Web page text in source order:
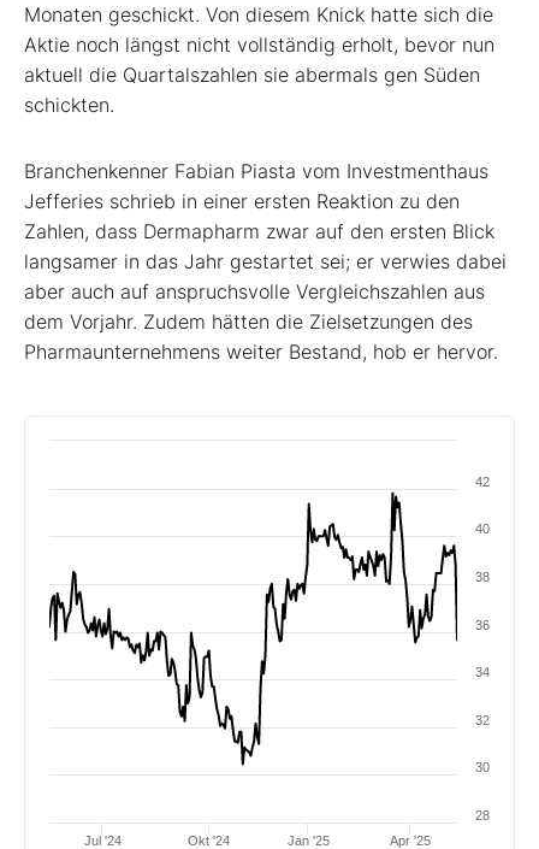
Monaten geschickt. Von diesem Knick hatte sich die
Aktie noch längst nicht vollständig erholt, bevor nun
aktuell die Quartalszahlen sie abermals gen Süden
schickten.
Branchenkenner Fabian Piasta vom Investmenthaus
Jefferies schrieb in einer ersten Reaktion zu den
Zahlen, dass Dermapharm zwar auf den ersten Blick
langsamer in das Jahr gestartet sei; er verwies dabei
aber auch auf anspruchsvolle Vergleichszahlen aus
dem Vorjahr. Zudem hätten die Zielsetzungen des
Pharmaunternehmens weiter Bestand, hob er hervor.
Jul '24 Jan '25
Okt '24 Apr '25
28
30
32
34
36
38
40
42